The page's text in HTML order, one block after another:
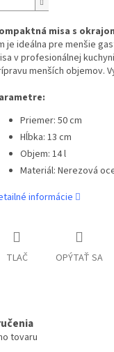
misa s
je ideálna pre menšie
v profesionálnej
menších objemov.
Priemer: 50 cm
Hĺbka: 13 cm
Objem: 14 l
Materiál: Nerezová
informácie
TLAČ OPÝTAŤ SA
tovaru